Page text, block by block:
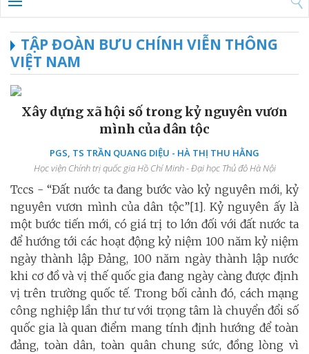
TẬP ĐOÀN BƯU CHÍNH VIỄN THÔNG
VIỆT NAM
Xây dựng xã hội số trong kỷ nguyên vươn
mình của dân tộc
PGS, TS TRẦN QUANG DIỆU - HÀ THỊ THU HẰNG
Học viện Chính trị quốc gia Hồ Chí Minh - Đại học Thủ đô Hà Nội
Tccs - “Đất nước ta đang bước vào kỷ nguyên mới, kỷ
nguyên vươn mình của dân tộc”[1]. Kỷ nguyên ấy là
một bước tiến mới, có giá trị to lớn đối với đất nước ta
để hướng tới các hoạt động kỷ niệm 100 năm kỷ niệm
ngày thành lập Đảng, 100 năm ngày thành lập nước
khi cơ đồ và vị thế quốc gia đang ngày càng được định
vị trên trường quốc tế. Trong bối cảnh đó, cách mạng
công nghiệp lần thư tư với trọng tâm là chuyển đổi số
quốc gia là quan điểm mang tính định hướng để toàn
đảng, toàn dân, toàn quân chung sức, đồng lòng vì